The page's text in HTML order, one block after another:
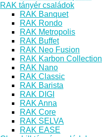
RAK tányér családok
RAK Banquet
RAK Rondo
RAK Metropolis
RAK Buffet
RAK Neo Fusion
RAK Karbon Collection
RAK Nano
RAK Classic
RAK Barista
RAK DIGI
RAK Anna
RAK Core
RAK SELVA
RAK EASE